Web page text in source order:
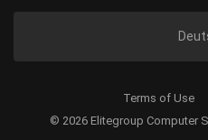
© 2026 Elitegroup Computer
Terms of Use